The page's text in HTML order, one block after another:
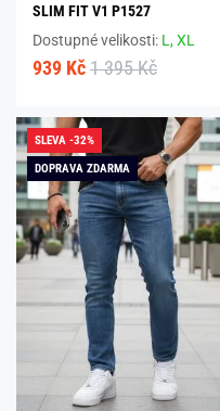
SLIM FIT V1 P1527
Dostupné velikosti: L,XL
939 Kč 1 395 Kč
SLEVA -32%
DOPRAVA ZDARMA